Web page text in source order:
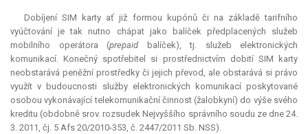
Dobíjení SIM karty ať již formou kupónů či na základě tarifního
vyúčtování je tak nutno chápat jako balíček předplacených služeb
mobilního operátora (prepaid
balíček), tj. služeb elektronických
komunikací. Konečný spotřebitel si prostřednictvím dobití SIM karty
neobstarává peněžní prostředky či jejich převod, ale obstarává si právo
využít v budoucnosti služby elektronických komunikací poskytované
osobou vykonávající telekomunikační činnost (žalobkyní) do výše svého
kreditu (obdobně srov. rozsudek Nejvyššího správního soudu ze dne 24.
3. 2011, čj. 5 Afs 20/2010-353, č. 2447/2011 Sb. NSS).